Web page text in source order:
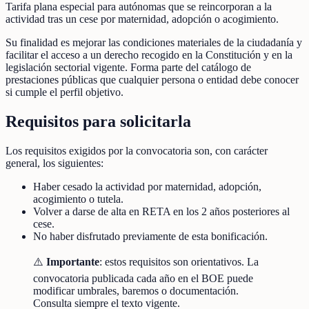
Tarifa plana especial para autónomas que se reincorporan a la
actividad tras un cese por maternidad, adopción o acogimiento.
Su finalidad es mejorar las condiciones materiales de la ciudadanía y
facilitar el acceso a un derecho recogido en la Constitución y en la
legislación sectorial vigente. Forma parte del catálogo de
prestaciones públicas que cualquier persona o entidad debe conocer
si cumple el perfil objetivo.
Requisitos para solicitarla
Los requisitos exigidos por la convocatoria son, con carácter
general, los siguientes:
Haber cesado la actividad por maternidad, adopción,
acogimiento o tutela.
Volver a darse de alta en RETA en los 2 años posteriores al
cese.
No haber disfrutado previamente de esta bonificación.
⚠️ Importante: estos requisitos son orientativos. La
convocatoria publicada cada año en el BOE puede
modificar umbrales, baremos o documentación.
Consulta siempre el texto vigente.